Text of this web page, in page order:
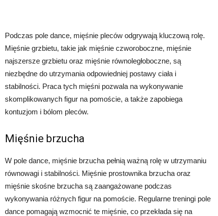
Podczas pole dance, mięśnie pleców odgrywają kluczową rolę.
Mięśnie grzbietu, takie jak mięśnie czworoboczne, mięśnie
najszersze grzbietu oraz mięśnie równoległoboczne, są
niezbędne do utrzymania odpowiedniej postawy ciała i
stabilności. Praca tych mięśni pozwala na wykonywanie
skomplikowanych figur na pomoście, a także zapobiega
kontuzjom i bólom pleców.
Mięśnie brzucha
W pole dance, mięśnie brzucha pełnią ważną rolę w utrzymaniu
równowagi i stabilności. Mięśnie prostownika brzucha oraz
mięśnie skośne brzucha są zaangażowane podczas
wykonywania różnych figur na pomoście. Regularne treningi pole
dance pomagają wzmocnić te mięśnie, co przekłada się na